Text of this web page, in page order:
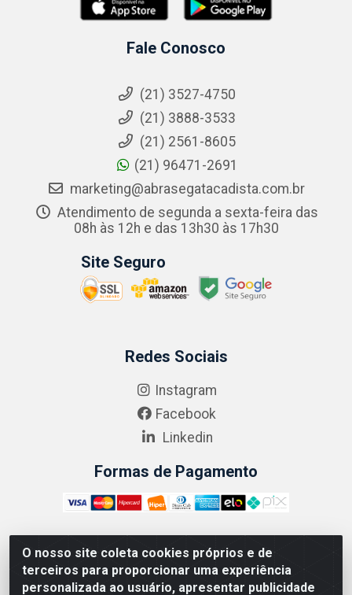
O nosso site coleta cookies próprios e de
terceiros para proporcionar uma experiência
personalizada ao usuário, apresentar publicidade
Fale Conosco
(21) 3527-4750
(21) 3888-3533
(21) 2561-8605
(21) 96471-2691
marketing@abrasegatacadista.com.br
Atendimento de segunda a sexta-feira das
08h às 12h e das 13h30 às 17h30
Site Seguro
Redes Sociais
Instagram
Facebook
Linkedin
Formas de Pagamento
ABRASEG COMÉRCIO ATACADISTA LTDA - CNPJ:
10.894.768/0001-00 - Avenida Lobo Júnior, 1045 -